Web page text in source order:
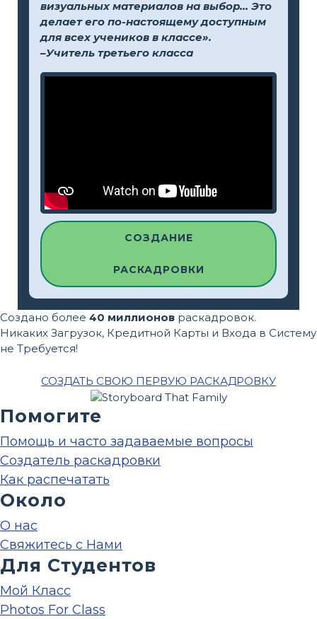
визуальных материалов на выбор... Это
делает его по-настоящему доступным
для всех учеников в классе».
–Учитель третьего класса
СОЗДАНИЕ
РАСКАДРОВКИ
Создано более 40 миллионов раскадровок.
Никаких Загрузок, Кредитной Карты и Входа в Систему
не Требуется!
СОЗДАТЬ СВОЮ ПЕРВУЮ РАСКАДРОВКУ
Помогите
Помощь и часто задаваемые вопросы
Создатель раскадровки
Как распечатать
Около
О нас
Свяжитесь с Нами
Для Студентов
Мой Класс
Photos For Class